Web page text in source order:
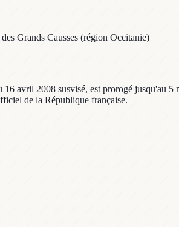
Grands Causses (région Occitanie)
avril 2008 susvisé, est prorogé jusqu'au
de la République française.